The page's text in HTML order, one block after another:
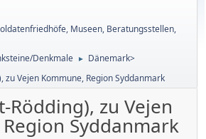
Museen, Beratungsstellen,
Denkmale ► Dänemark>
zu Vejen Kommune, Region Syddanmark
Rödding), zu Vejen
Syddanmark